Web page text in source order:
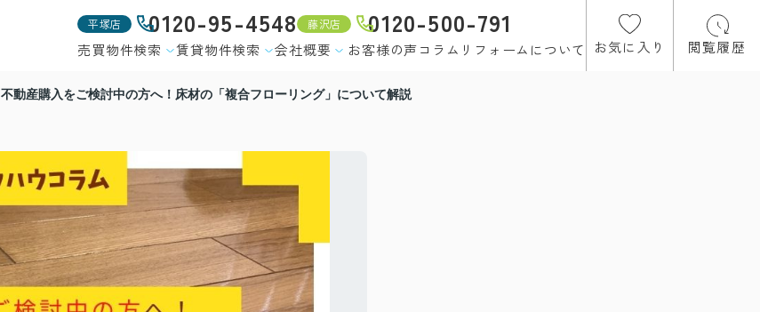
平塚店 0120-95-4548 藤沢店 0120-500-791
売買物件検索 賃貸物件検索 会社概要 お客様の声コラム リフォームについて お気に入り 閲覧履歴
不動産購入をご検討中の方へ！床材の「複合フローリング」について解説